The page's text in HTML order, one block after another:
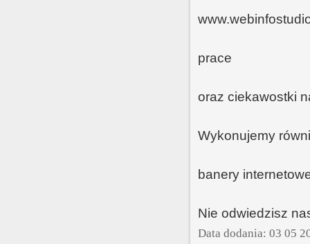
prace
oraz ciekawostki
Wykonujemy
banery
Nie odwiedzisz
Data dodania: 03 05